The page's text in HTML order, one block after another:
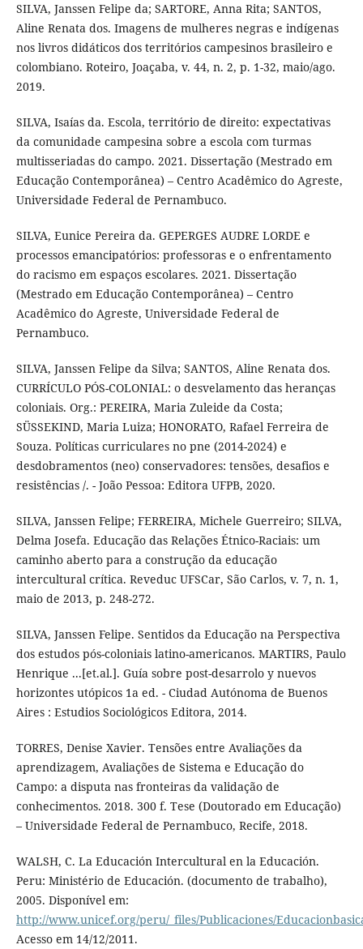
SILVA, Janssen Felipe da; SARTORE, Anna Rita; SANTOS,
Aline Renata dos. Imagens de mulheres negras e indígenas
nos livros didáticos dos territórios campesinos brasileiro e
colombiano. Roteiro, Joaçaba, v. 44, n. 2, p. 1-32, maio/ago.
2019.
SILVA, Isaías da. Escola, território de direito: expectativas
da comunidade campesina sobre a escola com turmas
multisseriadas do campo. 2021. Dissertação (Mestrado em
Educação Contemporânea) – Centro Acadêmico do Agreste,
Universidade Federal de Pernambuco.
SILVA, Eunice Pereira da. GEPERGES AUDRE LORDE e
processos emancipatórios: professoras e o enfrentamento
do racismo em espaços escolares. 2021. Dissertação
(Mestrado em Educação Contemporânea) – Centro
Acadêmico do Agreste, Universidade Federal de
Pernambuco.
SILVA, Janssen Felipe da Silva; SANTOS, Aline Renata dos.
CURRÍCULO PÓS-COLONIAL: o desvelamento das heranças
coloniais. Org.: PEREIRA, Maria Zuleide da Costa;
SÜSSEKIND, Maria Luiza; HONORATO, Rafael Ferreira de
Souza. Políticas curriculares no pne (2014-2024) e
desdobramentos (neo) conservadores: tensões, desafios e
resistências /. - João Pessoa: Editora UFPB, 2020.
SILVA, Janssen Felipe; FERREIRA, Michele Guerreiro; SILVA,
Delma Josefa. Educação das Relações Étnico-Raciais: um
caminho aberto para a construção da educação
intercultural crítica. Reveduc UFSCar, São Carlos, v. 7, n. 1,
maio de 2013, p. 248-272.
SILVA, Janssen Felipe. Sentidos da Educação na Perspectiva
dos estudos pós-coloniais latino-americanos. MARTIRS, Paulo
Henrique ...[et.al.]. Guía sobre post-desarrolo y nuevos
horizontes utópicos 1a ed. - Ciudad Autónoma de Buenos
Aires : Estudios Sociológicos Editora, 2014.
TORRES, Denise Xavier. Tensões entre Avaliações da
aprendizagem, Avaliações de Sistema e Educação do
Campo: a disputa nas fronteiras da validação de
conhecimentos. 2018. 300 f. Tese (Doutorado em Educação)
– Universidade Federal de Pernambuco, Recife, 2018.
WALSH, C. La Educación Intercultural en la Educación.
Peru: Ministério de Educación. (documento de trabalho),
2005. Disponível em:
http://www.unicef.org/peru/_files/Publicaciones/
Acesso em 14/12/2011.